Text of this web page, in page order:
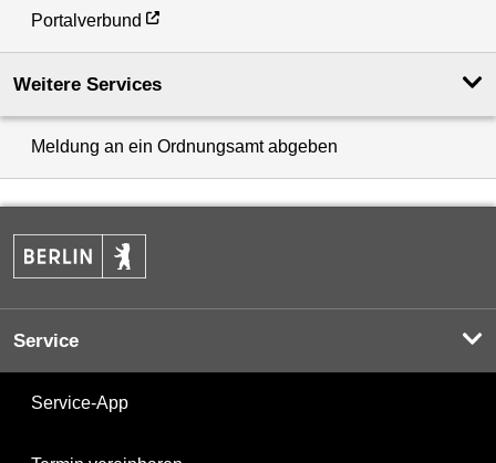
Portalverbund
Weitere Services
Meldung an ein Ordnungsamt abgeben
Service
Service-App